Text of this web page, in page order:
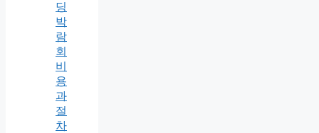
딩
박
람
회
비
용
과
절
차